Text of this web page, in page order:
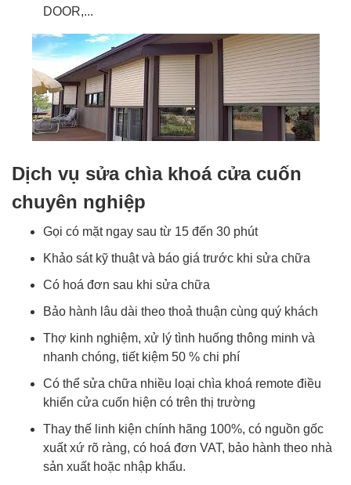
DOOR,...
Dịch vụ sửa chìa khoá cửa cuốn
chuyên nghiệp
Gọi có mặt ngay sau từ 15 đến 30 phút
Khảo sát kỹ thuật và báo giá trước khi sửa chữa
Có hoá đơn sau khi sửa chữa
Bảo hành lâu dài theo thoả thuận cùng quý khách
Thợ kinh nghiệm, xử lý tình huống thông minh và
nhanh chóng, tiết kiệm 50 % chi phí
Có thể sửa chữa nhiều loại chìa khoá remote điều
khiển cửa cuốn hiện có trên thị trường
Thay thế linh kiện chính hãng 100%, có nguồn gốc
xuất xứ rõ ràng, có hoá đơn VAT, bảo hành theo nhà
sản xuất hoặc nhập khẩu.